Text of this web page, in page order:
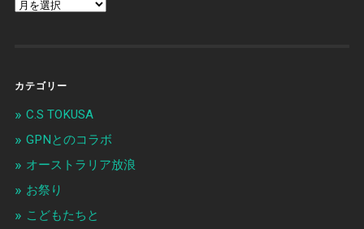
カテゴリー
C.S TOKUSA
GPNとのコラボ
オーストラリア放浪
お祭り
こどもたちと